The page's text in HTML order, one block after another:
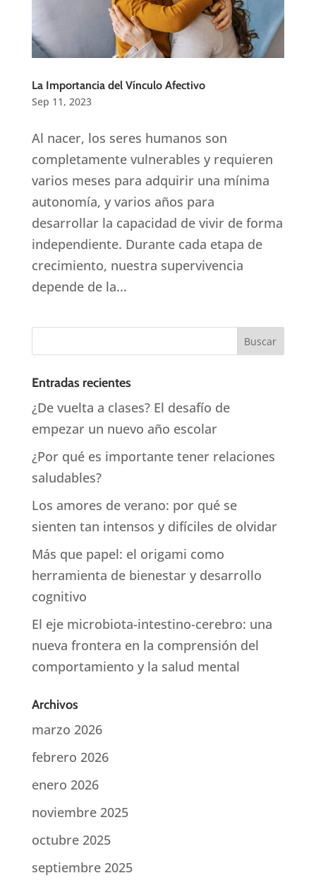
La Importancia del Vínculo Afectivo
Sep 11, 2023
Al nacer, los seres humanos son
completamente vulnerables y requieren
varios meses para adquirir una mínima
autonomía, y varios años para
desarrollar la capacidad de vivir de forma
independiente. Durante cada etapa de
crecimiento, nuestra supervivencia
depende de la...
Entradas recientes
¿De vuelta a clases? El desafío de
empezar un nuevo año escolar
¿Por qué es importante tener relaciones
saludables?
Los amores de verano: por qué se
sienten tan intensos y difíciles de olvidar
Más que papel: el origami como
herramienta de bienestar y desarrollo
cognitivo
El eje microbiota-intestino-cerebro: una
nueva frontera en la comprensión del
comportamiento y la salud mental
Archivos
marzo 2026
febrero 2026
enero 2026
noviembre 2025
octubre 2025
septiembre 2025